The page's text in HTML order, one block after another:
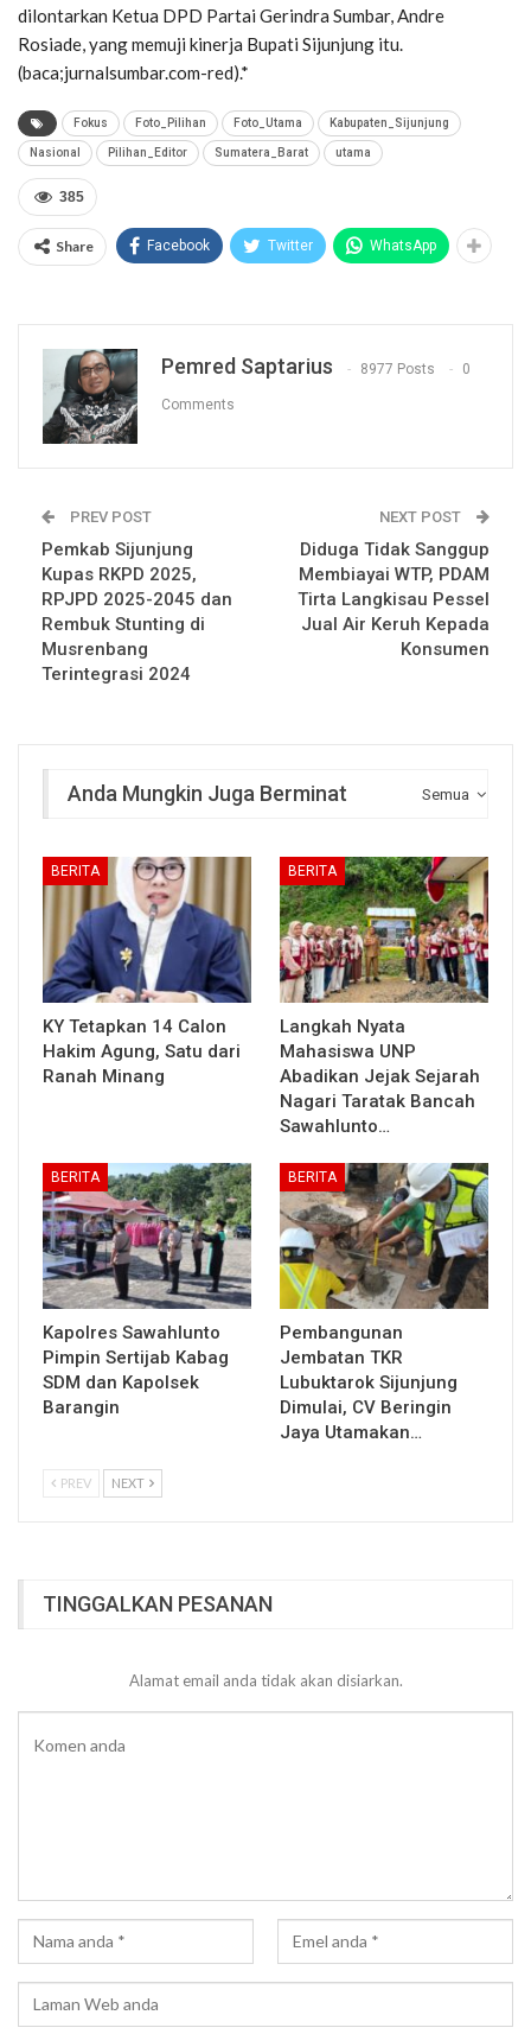
dilontarkan Ketua DPD Partai Gerindra Sumbar, Andre
Rosiade, yang memuji kinerja Bupati Sijunjung itu.
(baca;jurnalsumbar.com-red).*
Fokus Foto_Pilihan Foto_Utama Kabupaten_Sijunjung
Nasional Pilihan_Editor Sumatera_Barat utama
385
Share Facebook Twitter WhatsApp
Pemred Saptarius 8977 Posts 0
Comments
PREV POST
Pemkab Sijunjung
Kupas RKPD 2025,
RPJPD 2025-2045 dan
Rembuk Stunting di
Musrenbang
Terintegrasi 2024
NEXT POST
Diduga Tidak Sanggup
Membiayai WTP, PDAM
Tirta Langkisau Pessel
Jual Air Keruh Kepada
Konsumen
Semua
Anda Mungkin Juga Berminat
BERITA
KY Tetapkan 14 Calon
Hakim Agung, Satu dari
Ranah Minang
BERITA
Langkah Nyata
Mahasiswa UNP
Abadikan Jejak Sejarah
Nagari Taratak Bancah
Sawahlunto…
BERITA
Kapolres Sawahlunto
Pimpin Sertijab Kabag
SDM dan Kapolsek
Barangin
BERITA
Pembangunan
Jembatan TKR
Lubuktarok Sijunjung
Dimulai, CV Beringin
Jaya Utamakan…
PREV NEXT
TINGGALKAN PESANAN
Alamat email anda tidak akan disiarkan.